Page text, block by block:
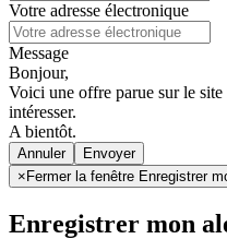
Votre adresse électronique
Message
Bonjour,
Voici une offre parue sur le
intéresser.
A bientôt.
Annuler
× Fermer la fenêtre Enregistrer
Enregistrer mon